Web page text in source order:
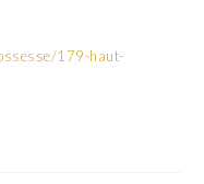
179-haut-